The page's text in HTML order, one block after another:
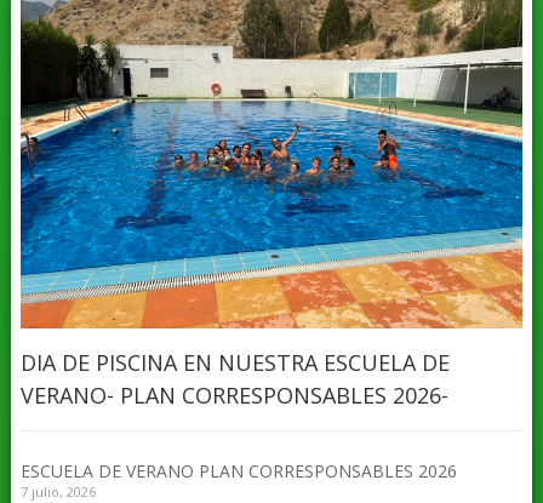
DIA DE PISCINA EN NUESTRA ESCUELA DE
VERANO- PLAN CORRESPONSABLES 2026-
ESCUELA DE VERANO PLAN CORRESPONSABLES 2026
7 julio, 2026